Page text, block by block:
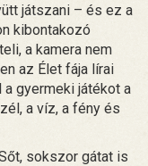
játszani – és ez a
kibontakozó
a kamera nem
az Élet fája lírai
gyermeki játékot a
a víz, a fény és
sokszor gátat is